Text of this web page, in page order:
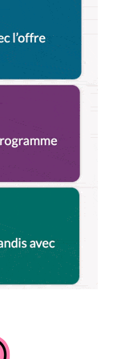
^^) mais il
te brief pour
la